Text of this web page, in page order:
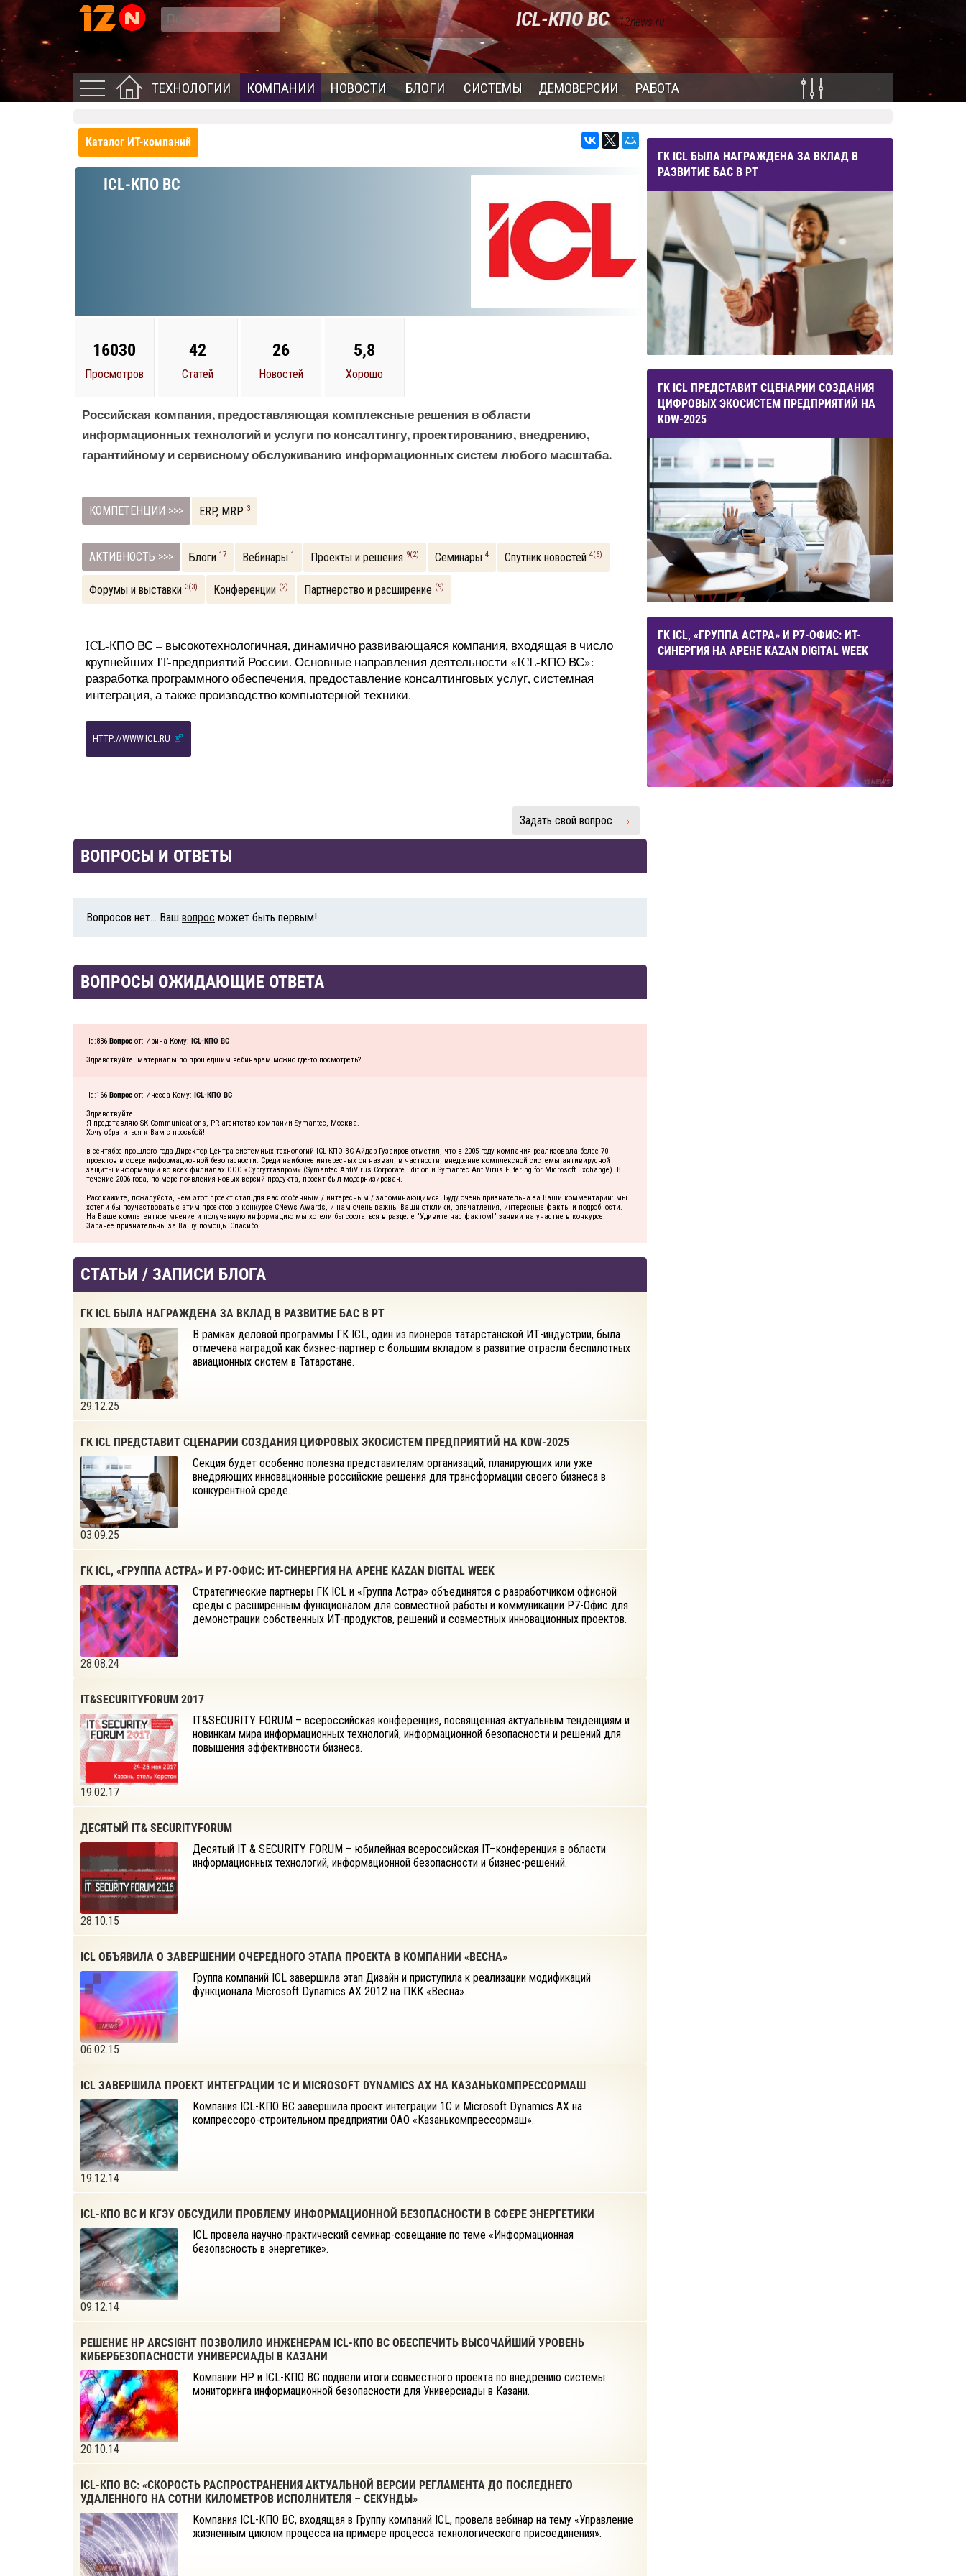
ICL-КПО ВС- 12news.ru
ТЕХНОЛОГИИ КОМПАНИИ НОВОСТИ БЛОГИ СИСТЕМЫ ДЕМОВЕРСИИ РАБОТА
Каталог ИТ-компаний
ICL-КПО ВС
16030
Просмотров
42
Статей
26
Новостей
5,8
Хорошо
Российская компания, предоставляющая комплексные решения в области
информационных технологий и услуги по консалтингу, проектированию, внедрению,
гарантийному и сервисному обслуживанию информационных систем любого масштаба.
КОМПЕТЕНЦИИ >>> ERP, MRP 3
АКТИВНОСТЬ >>> Блоги 17 Вебинары 1 Проекты и решения 9(2) Семинары 4 Спутник новостей 4(6)
Форумы и выставки 3(3) Конференции (2) Партнерство и расширение (9)
ICL-КПО ВС – высокотехнологичная, динамично развивающаяся компания, входящая в число
крупнейших IT-предприятий России. Основные направления деятельности «ICL-КПО ВС»:
разработка программного обеспечения, предоставление консалтинговых услуг, системная
интеграция, а также производство компьютерной техники.
HTTP://WWW.ICL.RU
Задать свой вопрос
ВОПРОСЫ И ОТВЕТЫ
Вопросов нет... Ваш вопрос может быть первым!
ВОПРОСЫ ОЖИДАЮЩИЕ ОТВЕТА
Id:836 Вопрос от: Ирина Кому: ICL-КПО ВС
Здравствуйте! материалы по прошедшим вебинарам можно где-то посмотреть?
Id:166 Вопрос от: Инесса Кому: ICL-КПО ВС
Здравствуйте!
Я представляю SK Communications, PR агентство компании Symantec, Москва.
Хочу обратиться к Вам с просьбой!
в сентябре прошлого года Директор Центра системных технологий ICL-КПО ВС Айдар Гузаиров отметил, что в 2005 году компания реализовала более 70
проектов в сфере информационной безопасности. Среди наиболее интересных он назвал, в частности, внедрение комплексной системы антивирусной
защиты информации во всех филиалах ООО «Сургутгазпром» (Symantec AntiVirus Corporate Edition и Symantec AntiVirus Filtering for Microsoft Exchange). В
течение 2006 года, по мере появления новых версий продукта, проект был модернизирован.
Расскажите, пожалуйста, чем этот проект стал для вас особенным / интересным / запоминающимся. Буду очень признательна за Ваши комментарии: мы
хотели бы поучаствовать с этим проектов в конкурсе CNews Awards, и нам очень важны Ваши отклики, впечатления, интересные факты и подробности.
На Ваше компетентное мнение и полученную информацию мы хотели бы сослаться в разделе "Удивите нас фактом!" заявки на участие в конкурсе.
Заранее признательны за Вашу помощь. Спасибо!
СТАТЬИ / ЗАПИСИ БЛОГА
ГК ICL БЫЛА НАГРАЖДЕНА ЗА ВКЛАД В РАЗВИТИЕ БАС В РТ
29.12.25
В рамках деловой программы ГК ICL, один из пионеров татарстанской ИТ-индустрии, была
отмечена наградой как бизнес-партнер с большим вкладом в развитие отрасли беспилотных
авиационных систем в Татарстане.
ГК ICL ПРЕДСТАВИТ СЦЕНАРИИ СОЗДАНИЯ ЦИФРОВЫХ ЭКОСИСТЕМ ПРЕДПРИЯТИЙ НА KDW-2025
03.09.25
Секция будет особенно полезна представителям организаций, планирующих или уже
внедряющих инновационные российские решения для трансформации своего бизнеса в
конкурентной среде.
ГК ICL, «ГРУППА АСТРА» И Р7-ОФИС: ИТ-СИНЕРГИЯ НА АРЕНЕ KAZAN DIGITAL WEEK
28.08.24
Cтратегические партнеры ГК ICL и «Группа Астра» объединятся с разработчиком офисной
среды с расширенным функционалом для совместной работы и коммуникации Р7-Офис для
демонстрации собственных ИТ-продуктов, решений и совместных инновационных проектов.
IT&SECURITYFORUM 2017
19.02.17
IT&SECURITY FORUM – всероссийская конференция, посвященная актуальным тенденциям и
новинкам мира информационных технологий, информационной безопасности и решений для
повышения эффективности бизнеса.
ДЕСЯТЫЙ IT& SECURITYFORUM
28.10.15
Десятый IT & SECURITY FORUM – юбилейная всероссийская IT–конференция в области
информационных технологий, информационной безопасности и бизнес-решений.
ICL ОБЪЯВИЛА О ЗАВЕРШЕНИИ ОЧЕРЕДНОГО ЭТАПА ПРОЕКТА В КОМПАНИИ «ВЕСНА»
06.02.15
Группа компаний ICL завершила этап Дизайн и приступила к реализации модификаций
функционала Microsoft Dynamics АХ 2012 на ПКК «Весна».
ICL ЗАВЕРШИЛА ПРОЕКТ ИНТЕГРАЦИИ 1С И MICROSOFT DYNAMICS АХ НА КАЗАНЬКОМПРЕССОРМАШ
19.12.14
Компания ICL-КПО ВС завершила проект интеграции 1С и Microsoft Dynamics АХ на
компрессоро-строительном предприятии ОАО «Казанькомпрессормаш».
ICL-КПО ВС И КГЭУ ОБСУДИЛИ ПРОБЛЕМУ ИНФОРМАЦИОННОЙ БЕЗОПАСНОСТИ В СФЕРЕ ЭНЕРГЕТИКИ
09.12.14
ICL провела научно-практический семинар-совещание по теме «Информационная
безопасность в энергетике».
РЕШЕНИЕ HP ARCSIGHT ПОЗВОЛИЛО ИНЖЕНЕРАМ ICL-КПО ВС ОБЕСПЕЧИТЬ ВЫСОЧАЙШИЙ УРОВЕНЬ
КИБЕРБЕЗОПАСНОСТИ УНИВЕРСИАДЫ В КАЗАНИ
20.10.14
Компании НP и ICL-КПО ВС подвели итоги совместного проекта по внедрению системы
мониторинга информационной безопасности для Универсиады в Казани.
ICL-КПО ВС: «СКОРОСТЬ РАСПРОСТРАНЕНИЯ АКТУАЛЬНОЙ ВЕРСИИ РЕГЛАМЕНТА ДО ПОСЛЕДНЕГО
УДАЛЕННОГО НА СОТНИ КИЛОМЕТРОВ ИСПОЛНИТЕЛЯ – СЕКУНДЫ»
Компания ICL-КПО ВС, входящая в Группу компаний ICL, провела вебинар на тему «Управление
жизненным циклом процесса на примере процесса технологического присоединения».
ГК ICL БЫЛА НАГРАЖДЕНА ЗА ВКЛАД В
РАЗВИТИЕ БАС В РТ
ГК ICL ПРЕДСТАВИТ СЦЕНАРИИ СОЗДАНИЯ
ЦИФРОВЫХ ЭКОСИСТЕМ ПРЕДПРИЯТИЙ НА
KDW-2025
ГК ICL, «ГРУППА АСТРА» И Р7-ОФИС: ИТ-
СИНЕРГИЯ НА АРЕНЕ KAZAN DIGITAL WEEK